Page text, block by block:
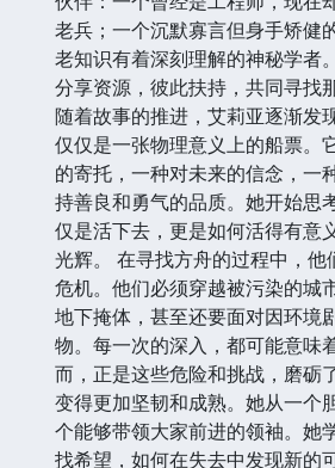
老兵；一个沉默寡言但身手矫健
老知识有着深刻理解的神秘学者
分享资源，彼此扶持，共同寻找
随着故事的推进，艾莉亚逐渐发
仅仅是一张物理意义上的船票。
的寄托，一种对未来的信念，一
持善良和勇气的品质。她开始思
仅是活下去，更是如何活得有意
光辉。 在寻找方舟的过程中，他
危机。他们必须穿越被污染的城
地下掩体，甚至还要面对因环境
物。每一次的深入，都可能意味
而，正是这些危险和挑战，磨砺
变得更加坚韧和成熟。她从一个
个能够带领大家前进的领袖。她
找希望，如何在失去中发现新的